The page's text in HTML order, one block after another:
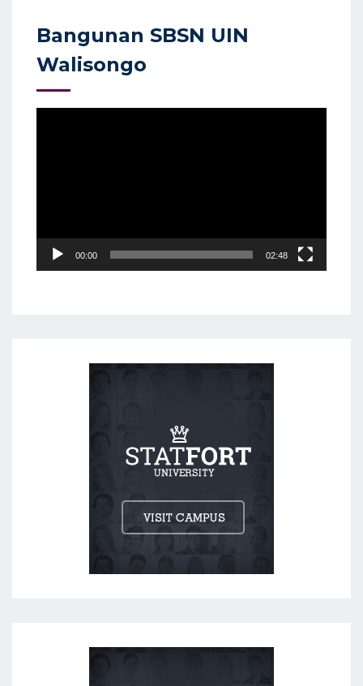
Bangunan SBSN UIN
Walisongo
00:00 02:48